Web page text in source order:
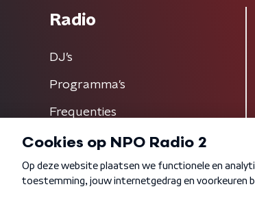
Radio
DJ’s
Programma's
Frequenties
Algemene voorwaarden Privacybeleid